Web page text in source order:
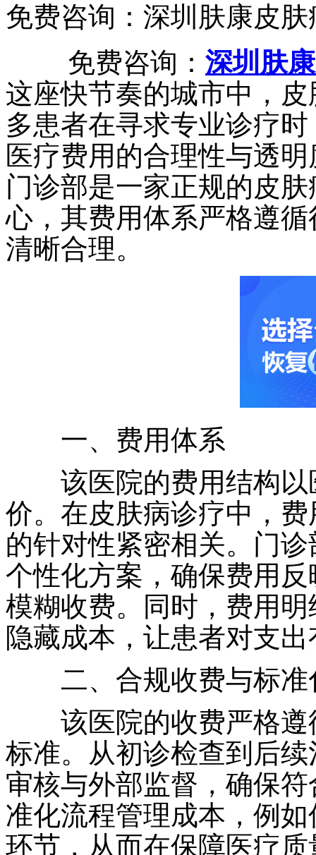
免费咨询：深圳肤康皮
免费咨询： 深圳肤
这座快节奏的城市中，
多患者在寻求专业诊疗
医疗费用的合理性与透
门诊部是一家正规的皮
心，其费用体系严格遵
清晰合理。
一、费用体系
该医院的费用结构以
价。在皮肤病诊疗中，
的针对性紧密相关。门
个性化方案，确保费用
模糊收费。同时，费用
隐藏成本，让患者对支
二、合规收费与标准
该医院的收费严格遵
标准。从初诊检查到后
审核与外部监督，确保
准化流程管理成本，例
环节，从而在保障医疗